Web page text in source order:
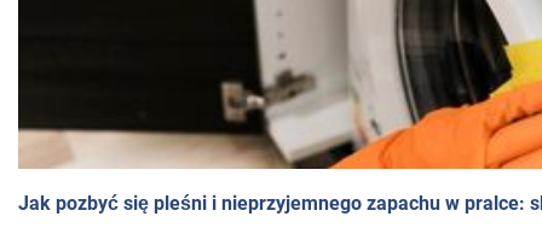
Jak pozbyć się pleśni i nieprzyjemnego zapachu w pralce: